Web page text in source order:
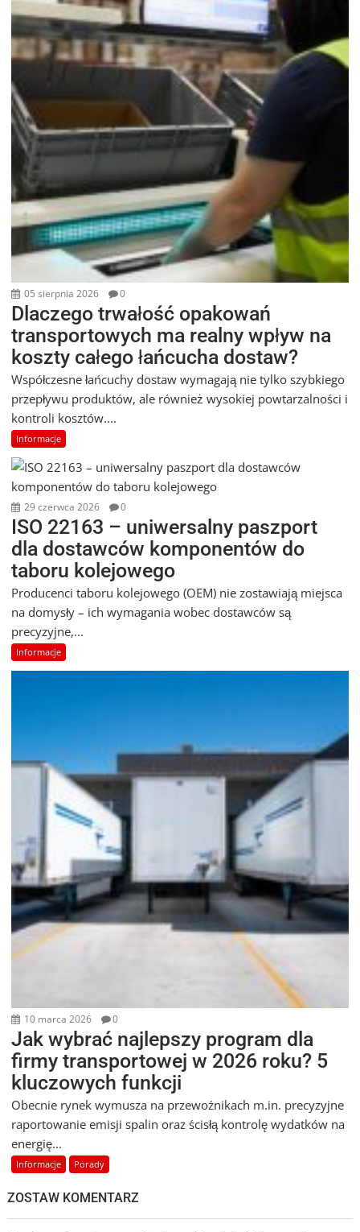
05 sierpnia 2026 0
Dlaczego trwałość opakowań
transportowych ma realny wpływ na
koszty całego łańcucha dostaw?
Współczesne łańcuchy dostaw wymagają nie tylko szybkiego
przepływu produktów, ale również wysokiej powtarzalności i
kontroli kosztów....
Informacje
29 czerwca 2026 0
ISO 22163 – uniwersalny paszport
dla dostawców komponentów do
taboru kolejowego
Producenci taboru kolejowego (OEM) nie zostawiają miejsca
na domysły – ich wymagania wobec dostawców są
precyzyjne,...
Informacje
10 marca 2026 0
Jak wybrać najlepszy program dla
firmy transportowej w 2026 roku? 5
kluczowych funkcji
Obecnie rynek wymusza na przewoźnikach m.in. precyzyjne
raportowanie emisji spalin oraz ścisłą kontrolę wydatków na
energię...
Informacje Porady
ZOSTAW KOMENTARZ